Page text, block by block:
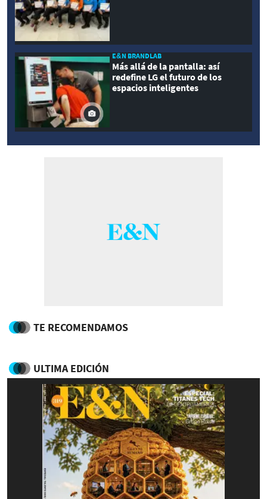
E&N BRANDLAB
Más allá de la pantalla: así
redefine LG el futuro de los
espacios inteligentes
TE RECOMENDAMOS
ULTIMA EDICIÓN